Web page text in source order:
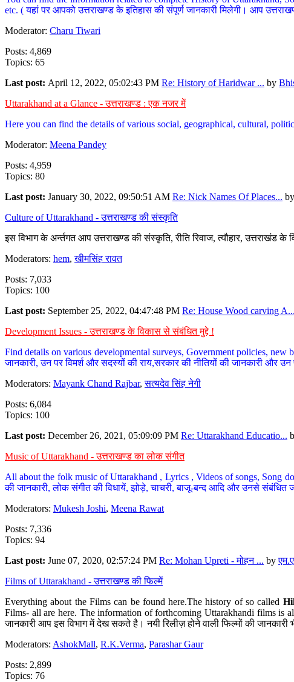
etc. ( यहां पर आपको उत्तराखण्ड के इतिहास की संपूर्ण जानकारी मिलेगी। आप
Moderator: Charu Tiwari
Posts: 4,869
Topics: 65
Last post: April 12, 2022, 05:02:43 PM Re: History of Haridwar ... by
Uttarakhand at a Glance - उत्तराखण्ड : एक नजर में
Here you can find the details of various social, geographical, cultural,
Moderator: Meena Pandey
Posts: 4,959
Topics: 80
Last post: January 30, 2022, 09:50:51 AM Re: Nick Names Of Places... by
Culture of Uttarakhand - उत्तराखण्ड की संस्कृति
इस विभाग के अर्न्तगत आप उत्तराखण्ड की संस्कृति, रीति रिवाज, त्यौहार, उत्तराखंड
Moderators: hem,खीमसिंह रावत
Posts: 7,033
Topics: 100
Last post: September 25, 2022, 04:47:48 PM Re: House Wood carving A...
Development Issues - उत्तराखण्ड के विकास से संबंधित मुद्दे !
Find details on various developmental surveys, Government policies,
जानकारी, उन पर विमर्श और सदस्यों की राय,सरकार की नीतियों की जानकारी और
Moderators: Mayank Chand Rajbar,सत्यदेव सिंह नेगी
Posts: 6,084
Topics: 100
Last post: December 26, 2021, 05:09:09 PM Re: Uttarakhand Educatio...
Music of Uttarakhand - उत्तराखण्ड का लोक संगीत
All about the folk music of Uttarakhand , Lyrics , Videos of songs, Song
की जानकारी, लोक संगीत की विधायें, झोड़े, चाचरी, बाजू-बन्द आदि और उनसे संबंधित
Moderators: Mukesh Joshi, Meena Rawat
Posts: 7,336
Topics: 94
Last post: June 07, 2020, 02:57:24 PM Re: Mohan Upreti - मोहन ... by
Films of Uttarakhand - उत्तराखण्ड की फिल्में
Everything about the Films can be found here.The history of so called
Films- all are here. The information of forthcoming Uttarakhandi films is
जानकारी आप इस विभाग में देख सकते है। नयी रिलीज़ होने वाली फिल्मों की
Moderators: AshokMall, R.K.Verma, Parashar Gaur
Posts: 2,899
Topics: 76